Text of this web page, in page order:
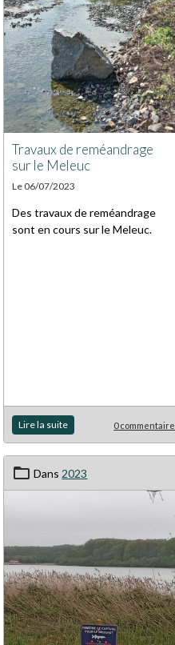
Travaux de reméandrage
sur le Meleuc
Le 06/07/2023
Des travaux de reméandrage
sont en cours sur le Meleuc.
Lire la suite 0 commentaire
Dans 2023